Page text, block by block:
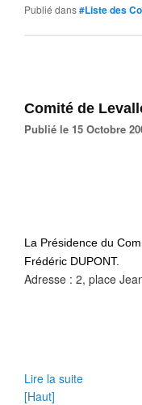
Publié dans#Liste des
Comité de
Publié le 15 Octobre
La Présidence du
Frédéric DUPONT.
Adresse : 2, place
Lire la suite
[Haut]